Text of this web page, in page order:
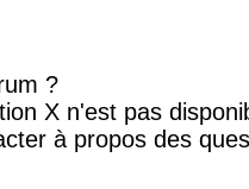
?
X n'est pas
à propos des